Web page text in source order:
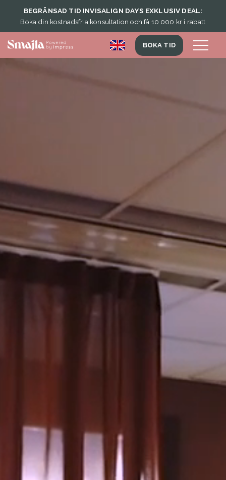
BEGRÄNSAD TID INVISALIGN DAYS EXKLUSIV DEAL:
Boka din kostnadsfria konsultation och få 10 000 kr i rabatt
BOKA TID